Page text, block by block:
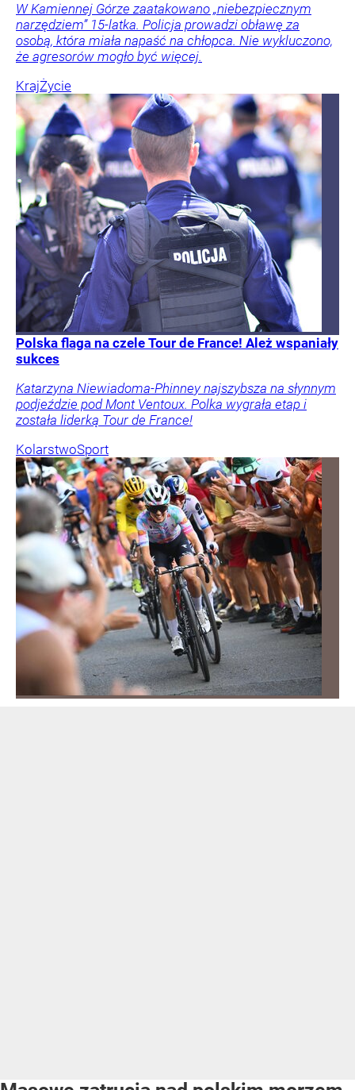
W Kamiennej Górze zaatakowano „niebezpiecznym
narzędziem” 15-latka. Policja prowadzi obławę za
osobą, która miała napaść na chłopca. Nie wykluczono,
że agresorów mogło być więcej.
KrajŻycie
Polska flaga na czele Tour de France! Ależ wspaniały
sukces
Katarzyna Niewiadoma-Phinney najszybsza na słynnym
podjeździe pod Mont Ventoux. Polka wygrała etap i
została liderką Tour de France!
KolarstwoSport